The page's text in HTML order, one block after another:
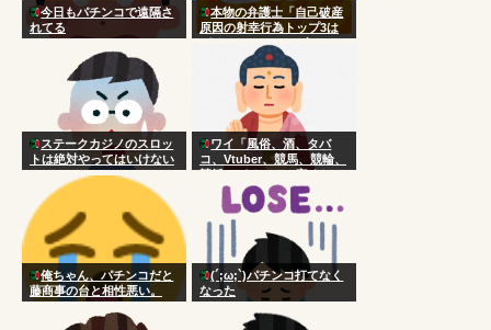
今日もパチンコで遠隔さ
れてる
本物の弁護士「自己破産
原因の射幸行為トップ3は
パチンコ、ソシャゲ、FX」
ステークカジノのスロッ
トは絶対やってはいけない
ワイ「風俗、酒、タバ
コ、Vtuber、競馬、競輪、
競艇、パチンコ、宝くじ一
切やりません興味ありませ
ん」
俺ちゃん、パチンコだと
藤商事の台と相性悪い。
(´;ω;`)パチンコ打てなく
なった